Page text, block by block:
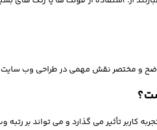
واضح و مختصر نقش مهمی در طراحی وب
تأثیر می گذارد و می تواند بر رتبه